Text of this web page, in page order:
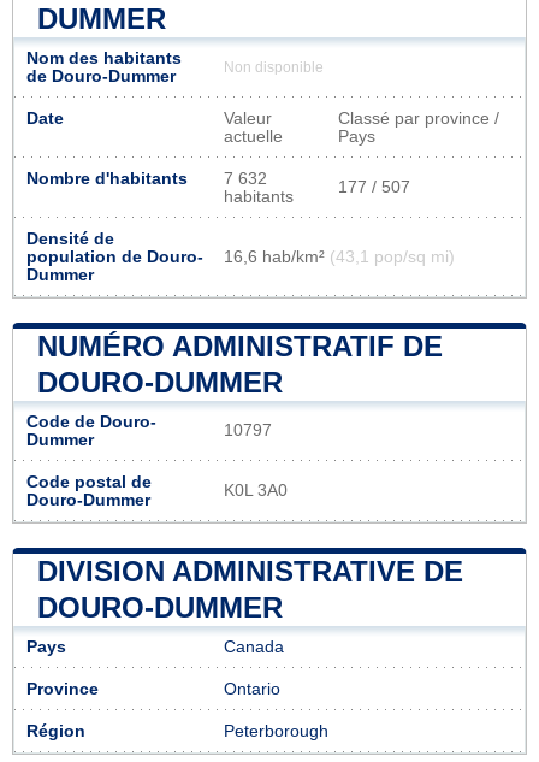
DUMMER
Nom des habitants
de Douro-Dummer
Non disponible
Date
Valeur
actuelle
Classé par province /
Pays
Nombre d'habitants
7 632
habitants
177 / 507
Densité de
population de Douro-
Dummer
16,6 hab/km² (43,1 pop/sq mi)
NUMÉRO ADMINISTRATIF DE
DOURO-DUMMER
Code de Douro-
Dummer
10797
Code postal de
Douro-Dummer
K0L 3A0
DIVISION ADMINISTRATIVE DE
DOURO-DUMMER
Pays Canada
Province Ontario
Région Peterborough